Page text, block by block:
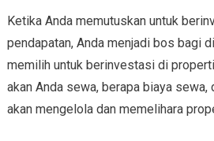
Ketika Anda memutuskan untuk
pendapatan, Anda menjadi bos bagi
memilih untuk berinvestasi di
akan Anda sewa, berapa biaya sewa,
akan mengelola dan memelihara